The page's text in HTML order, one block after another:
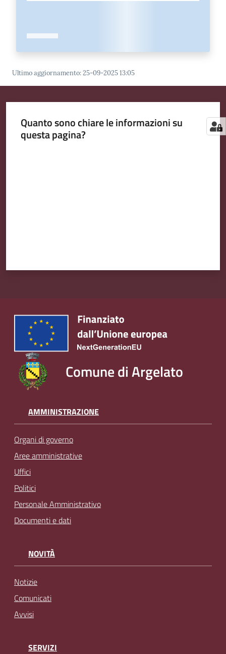
Ultimo aggiornamento:25-09-2025 13:05
Quanto sono chiare le informazioni su
questa pagina?
Comune di Argelato
AMMINISTRAZIONE
Organi di governo
Aree amministrative
Uffici
Politici
Personale Amministrativo
Documenti e dati
NOVITÀ
Notizie
Comunicati
Avvisi
SERVIZI